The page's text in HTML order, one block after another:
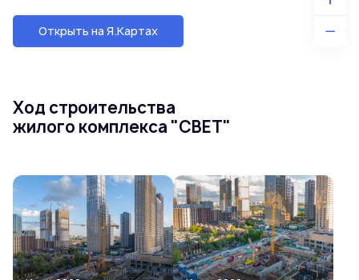
Открыть на Я.Картах
Ход строительства
жилого комплекса "СВЕТ"